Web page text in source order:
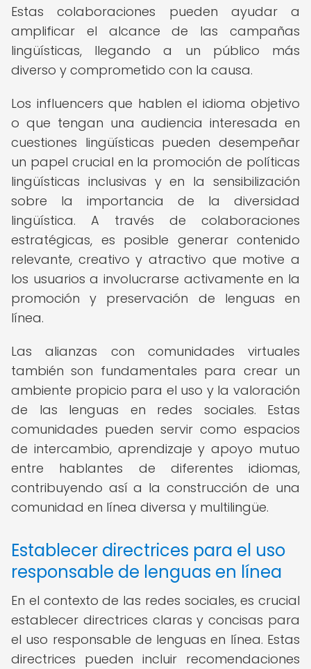
Estas colaboraciones pueden ayudar a
amplificar el alcance de las campañas
lingüísticas, llegando a un público más
diverso y comprometido con la causa.
Los influencers que hablen el idioma objetivo
o que tengan una audiencia interesada en
cuestiones lingüísticas pueden desempeñar
un papel crucial en la promoción de políticas
lingüísticas inclusivas y en la sensibilización
sobre la importancia de la diversidad
lingüística. A través de colaboraciones
estratégicas, es posible generar contenido
relevante, creativo y atractivo que motive a
los usuarios a involucrarse activamente en la
promoción y preservación de lenguas en
línea.
Las alianzas con comunidades virtuales
también son fundamentales para crear un
ambiente propicio para el uso y la valoración
de las lenguas en redes sociales. Estas
comunidades pueden servir como espacios
de intercambio, aprendizaje y apoyo mutuo
entre hablantes de diferentes idiomas,
contribuyendo así a la construcción de una
comunidad en línea diversa y multilingüe.
Establecer directrices para el uso
responsable de lenguas en línea
En el contexto de las redes sociales, es crucial
establecer directrices claras y concisas para
el uso responsable de lenguas en línea. Estas
directrices pueden incluir recomendaciones